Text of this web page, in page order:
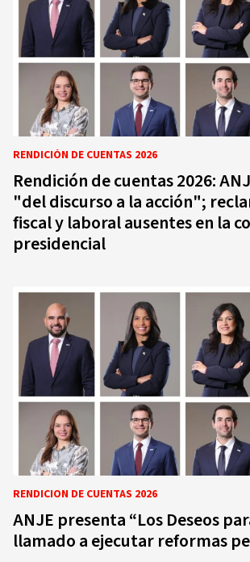
RENDICIÓN DE CUENTAS 2026
Rendición de cuentas 2026:
"del discurso a la acción";
fiscal y laboral ausentes en la
presidencial
RENDICION DE CUENTAS 2026
ANJE presenta “Los Deseos
llamado a ejecutar reformas